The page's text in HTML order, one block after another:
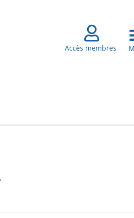

Accès membres